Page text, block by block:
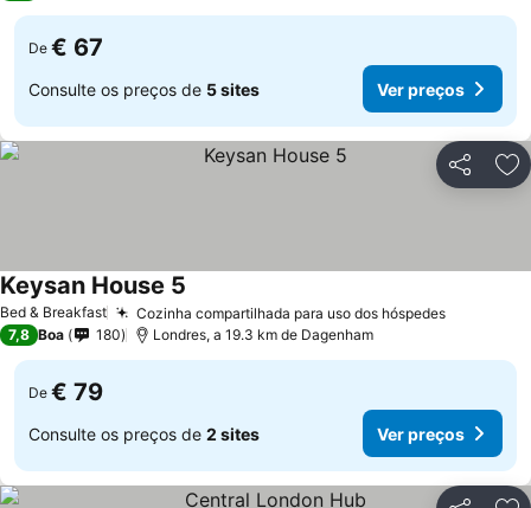
De € 67
Consulte os preços de 5 sites Ver preços
Partilhar
Bed & Breakfast Cozinha compartilhada para uso dos hóspedes
Keysan House 5
7,8 Boa 180 Londres, a 19.3 km de Dagenham
De € 79
Consulte os preços de 2 sites Ver preços